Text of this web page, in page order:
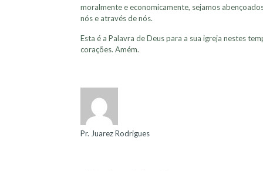
moralmente e economicamente, sejamos
nós e através de nós.
Esta é a Palavra de Deus para a sua igreja nestes
corações. Amém.
Pr. Juarez Rodrigues